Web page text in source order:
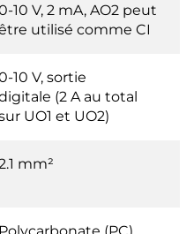
10 V, 2 mA, AO2 peut
utilisé comme CI
10 V, sortie
(2 A au total
UO1 et UO2)
mm²
Polycarbonate (PC)